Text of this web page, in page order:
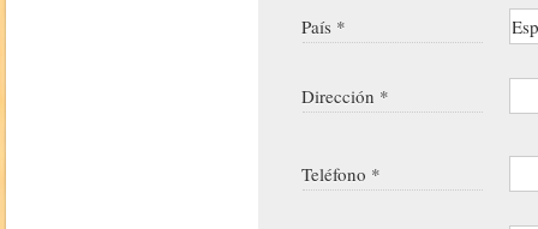
País *
Dirección *
Teléfono *